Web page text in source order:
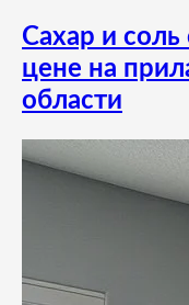
Сахар и
цене на
области